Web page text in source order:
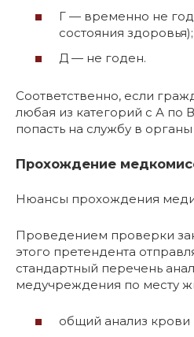
Г — временно не
состояния здоровья);
Д — не годен.
Соответственно, если
любая из категорий с А по
попасть на службу в
Прохождение
Нюансы прохождения
Проведением проверки
этого претендента
стандартный перечень
медучреждения по месту
общий анализ крови